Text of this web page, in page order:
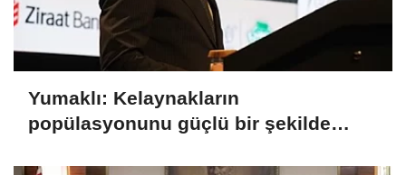
Yumaklı: Kelaynakların
popülasyonunu güçlü bir şekilde